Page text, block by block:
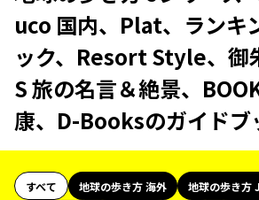
uco 国内、Plat、ランキ
ック、Resort Style、御
S 旅の名言＆絶景、
康、D-Booksのガイドブ
すべて 地球の歩き方 海外
地球の歩き方